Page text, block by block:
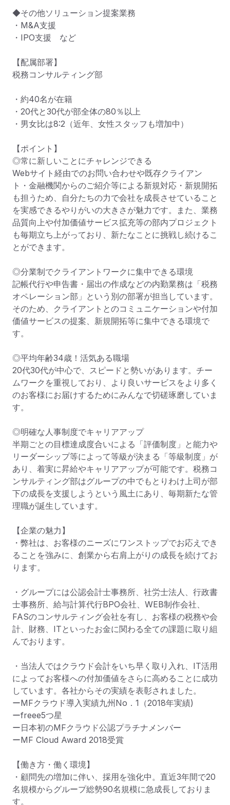
◆その他ソリューション提案業務
・M&A支援
・IPO支援　など
【配属部署】
税務コンサルティング部
・約40名が在籍
・20代と30代が部全体の80％以上
・男女比は8:2（近年、女性スタッフも増加中）
【ポイント】
◎常に新しいことにチャレンジできる
Webサイト経由でのお問い合わせや既存クライアン
ト・金融機関からのご紹介等による新規対応・新規開拓
も担うため、自分たちの力で会社を成長させていること
を実感できるやりがいの大きさが魅力です。また、業務
品質向上や付加価値サービス拡充等の部内プロジェクト
も毎期立ち上がっており、新たなことに挑戦し続けるこ
とができます。
◎分業制でクライアントワークに集中できる環境
記帳代行や申告書・届出の作成などの内勤業務は「税務
オペレーション部」という別の部署が担当しています。
そのため、クライアントとのコミュニケーションや付加
価値サービスの提案、新規開拓等に集中できる環境で
す。
◎平均年齢34歳！活気ある職場
20代30代が中心で、スピードと勢いがあります。チー
ムワークを重視しており、より良いサービスをより多く
のお客様にお届けするためにみんなで切磋琢磨していま
す。
◎明確な人事制度でキャリアアップ
半期ごとの目標達成度合いによる「評価制度」と能力や
リーダーシップ等によって等級が決まる「等級制度」が
あり、着実に昇給やキャリアアップが可能です。税務コ
ンサルティング部はグループの中でもとりわけ上司が部
下の成長を支援しようという風土にあり、毎期新たな管
理職が誕生しています。
【企業の魅力】
・弊社は、お客様のニーズにワンストップでお応えでき
ることを強みに、創業から右肩上がりの成長を続けてお
ります。
・グループには公認会計士事務所、社労士法人、行政書
士事務所、給与計算代行BPO会社、WEB制作会社、
FASのコンサルティング会社を有し、お客様の税務や会
計、財務、ITといったお金に関わる全ての課題に取り組
んでおります。
・当法人ではクラウド会計をいち早く取り入れ、IT活用
によってお客様への付加価値をさらに高めることに成功
しています。各社からその実績を表彰されました。
ーMFクラウド導入実績九州No．1（2018年実績)
ーfreee5つ星
ー日本初のMFクラウド公認プラチナメンバー
ーMF Cloud Award 2018受賞
【働き方・働く環境】
・顧問先の増加に伴い、採用を強化中。直近3年間で20
名規模からグループ総勢90名規模に急成長しておりま
す。